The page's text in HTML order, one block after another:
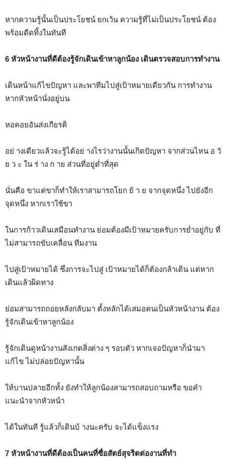
หากความรู้นั้นเป็นประโยชน์ ยกเว้น ความรู้ที่ไม่เป็นประโยชน์ ต้อง
พร้อมดีดทิ้งในทันที
6 หัวหน้างานที่ดีต้องรู้จักเดินเข้าหาลูกน้อง เดินตรวจสอบการทำงาน
เดินหน้าแก้ไขปัญหา และพาทีมไปสู่เป้าหมายเดียวกัน การทำงาน
หากหัวหน้านั่งอยู่บน
หอคอยอันส่งเกียรติ
อย่ างเดียวแล้วจะรู้ได้อย่ างไรว่างานนั้นเกิดปัญหา จากส่วนไหน อ วั
ย ว ะ ใน ร่ าง ก าย ส่วนที่อยู่ต่ำที่สุด
นั่นคือ ขาแต่ขาก็ทำให้เราสามารถโยก ย้ า ย จากจุดหนึ่ง ไปยังอีก
จุดหนึ่ง หากเราใช้ขา
ในการก้าวเดินเสมือนทำงาน ย่อมต้องมีเป้าหมายครับการย่ำอยู่กับ ที่
ไม่สามารถขับเคลื่อน ทีมงาน
ไปสู่เป้าหมายได้ ซึ่งการจะไปสู่ เป้าหมายได้ก็ต้องกล้าเดิน แต่หาก
เดินแล้วผิดทาง
ย่อมสามารถถอยหลังกลับมา ตั้งหลักได้เสมอคนเป็นหัวหน้างาน ต้อง
รู้จักเดินเข้าหาลูกน้อง
รู้จักเดินดูหน้างานสังเกตสิ่งต่าง ๆ รอบตัว หากเจอปัญหาก็นำมา
แก้ไข ไม่ปล่อยปัญหานั้น
ให้บานปลายอีกทั้ง ยังทำให้ลูกน้องสามารถสอบถามหรือ ขอคำ
แนะนำจากหัวหน้า
ได้ในทันที รู้แล้วก็เดินบ้ างนะครับ จะได้แข็งแรง
7 หัวหน้างานที่ดีต้องเป็นคนที่ซื่อสัตย์สุจริตต่องานที่ทำ